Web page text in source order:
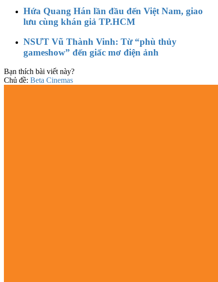
Hứa Quang Hán lần đầu đến Việt Nam, giao
lưu cùng khán giả TP.HCM
NSƯT Vũ Thành Vinh: Từ “phù thủy
gameshow” đến giấc mơ điện ảnh
Bạn thích bài viết này?
Chủ đề: Beta Cinemas